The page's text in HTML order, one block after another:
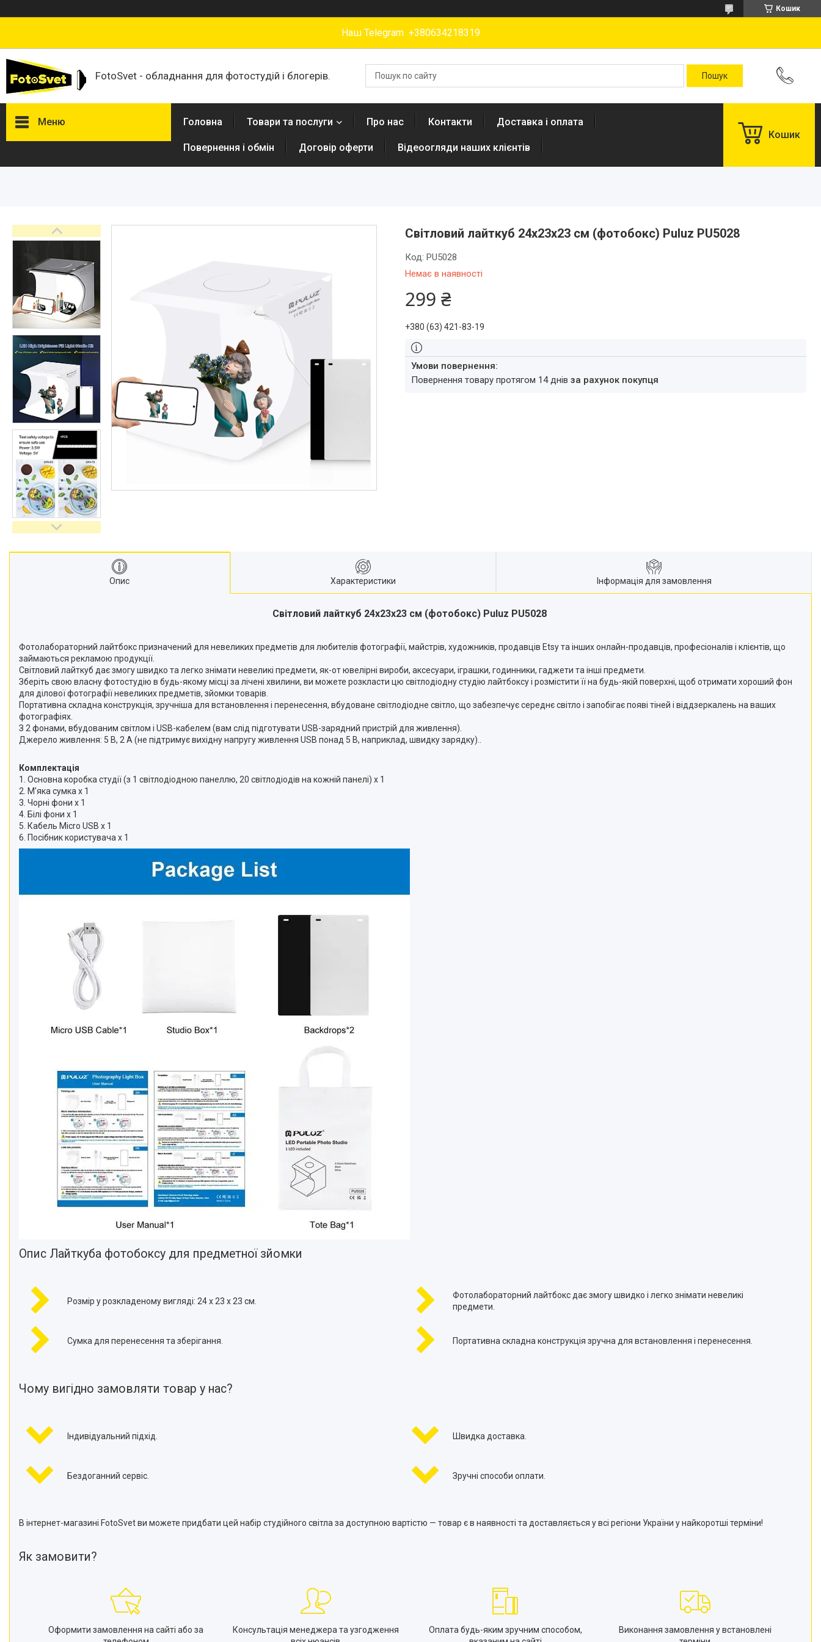
Кошик
Наш Telegram +380634218319
FotoSvet - обладнання для фотостудій і блогерів.
Меню
Студійні парасольки
Лампи для постійного та
імпульсного світла
Набори постійного світла для
фото і відео
Набори імпульсного світла
Фото відбивачі, тримачі для
відбивачів
Поворотні столики
Все для предметної зйомки
Лайтбокси, фотобокси
Кільцеві лампи, товари для
блогерів
Світлодіодні LED-панель,
відеосвітло
Підсвічування, накамерне
світло
Штативи для фотоапаратів і
відеокамер
Стедіками, стабілізатори
Моноподи
Лінзи-об'єктиви для
Перехідники для фототехніки і
адаптери
Мікрофони, стійки, пантографи
Міні вітрові машини
Генератори диму
Аксесуари для фото-
відеозйомки
Кріплення
Аксесуари для мобільних
телефонів і смартфонів
Товари для дому
Відеоогляди наших клієнтів
Знижки
Головна Товари та послуги Про нас Контакти Доставка і оплата
Повернення і обмін Договір оферти Відеоогляди наших клієнтів
Кошик
Світловий лайткуб 24х23х23 см (фотобокс) Puluz PU5028
Немає в наявності
Код: PU5028
299 ₴
+380 (63) 421-83-19
повернення товару протягом 14 днів за рахунок покупця
Опис Характеристики Інформація для замовлення
Світловий лайткуб 24х23х23 см (фотобокс) Puluz PU5028
Фотолабораторний лайтбокс призначений для невеликих предметів для любителів фотографії, майстрів, художників, продавців Etsy та інших онлайн-продавців, професіоналів і клієнтів, що
займаються рекламою продукції.
Світловий лайткуб дає змогу швидко та легко знімати невеликі предмети, як-от ювелірні вироби, аксесуари, іграшки, годинники, гаджети та інші предмети.
Зберіть свою власну фотостудію в будь-якому місці за лічені хвилини, ви можете розкласти цю світлодіодну студію лайтбоксу і розмістити її на будь-якій поверхні, щоб отримати хороший фон
для ділової фотографії невеликих предметів, зйомки товарів.
Портативна складна конструкція, зручніша для встановлення і перенесення, вбудоване світлодіодне світло, що забезпечує середнє світло і запобігає появі тіней і віддзеркалень на ваших
фотографіях.
З 2 фонами, вбудованим світлом і USB-кабелем (вам слід підготувати USB-зарядний пристрій для живлення).
Джерело живлення: 5 В, 2 А (не підтримує вихідну напругу живлення USB понад 5 В, наприклад, швидку зарядку)..
Комплектація
1. Основна коробка студії (з 1 світлодіодною панеллю, 20 світлодіодів на кожній панелі) x 1
2. М'яка сумка x 1
3. Чорні фони x 1
4. Білі фони x 1
5. Кабель Micro USB x 1
6. Посібник користувача x 1
Опис Лайткуба фотобоксу для предметної зйомки
Розмір у розкладеному вигляді: 24 х 23 х 23 см.
Сумка для перенесення та зберігання.
Фотолабораторний лайтбокс дає змогу швидко і легко знімати невеликі
предмети.
Портативна складна конструкція зручна для встановлення і перенесення.
Чому вигідно замовляти товар у нас?
Індивідуальний підхід.
Бездоганний сервіс.
Швидка доставка.
Зручні способи оплати.
В інтернет-магазині FotoSvet ви можете придбати цей набір студійного світла за доступною вартістю — товар є в наявності та доставляється у всі регіони України у найкоротші терміни!
Як замовити?
Оформити замовлення на сайті або за
Консультація менеджера та узгодження
Оплата будь-яким зручним способом,
Виконання замовлення у встановлені